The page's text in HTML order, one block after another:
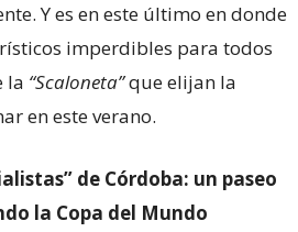
Y es en este último en donde
imperdibles para todos
la “Scaloneta”que elijan la
en este verano.
de Córdoba: un paseo
la Copa del Mundo